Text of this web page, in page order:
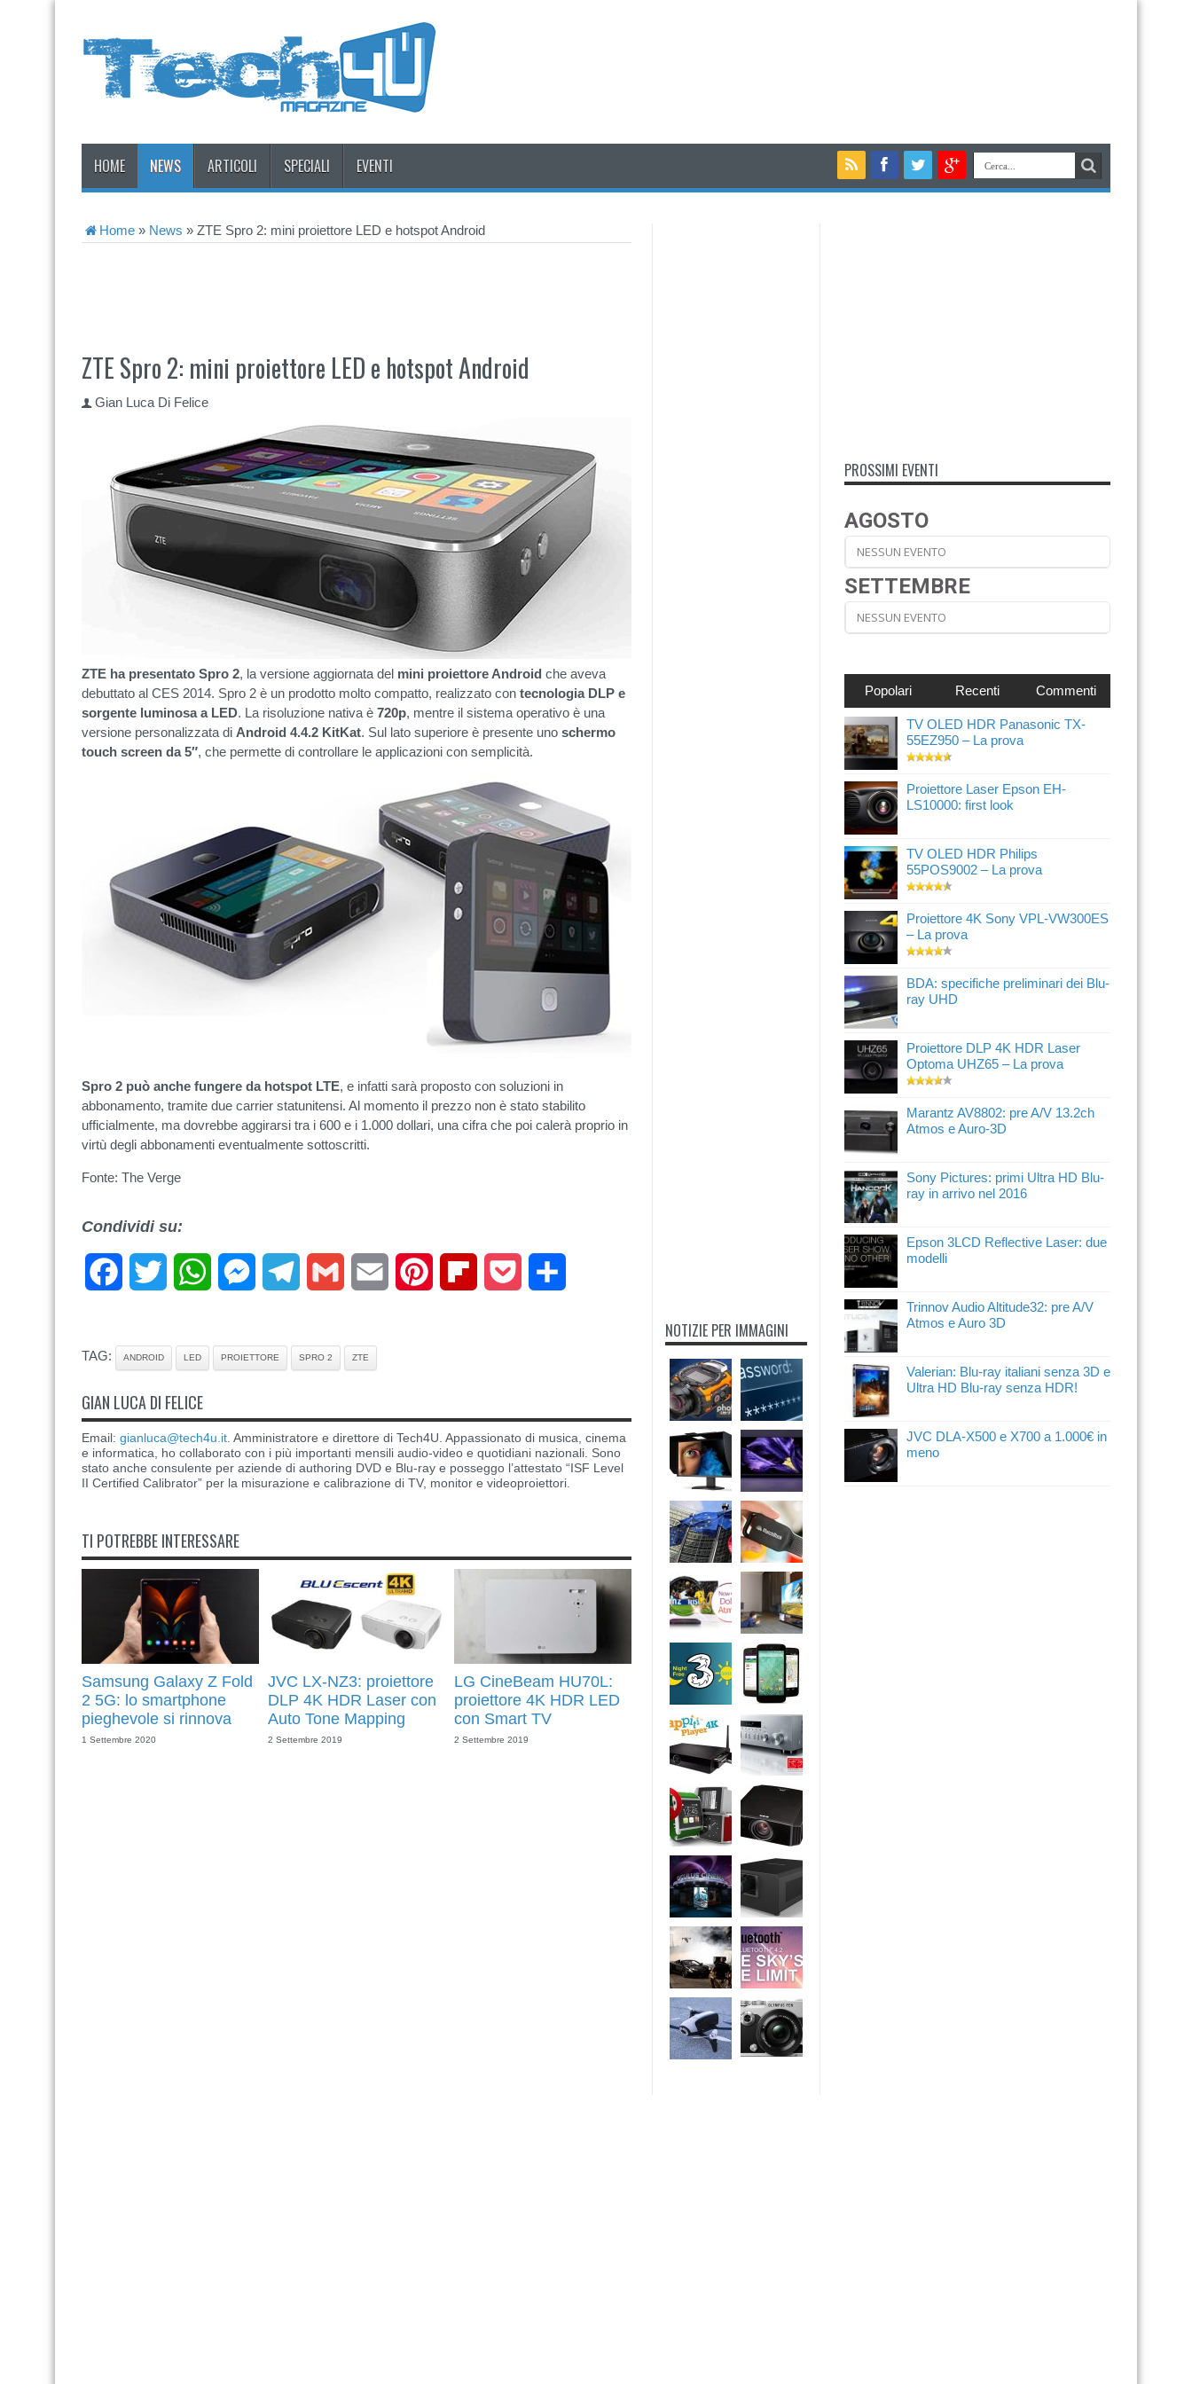
HOME NEWS ARTICOLI SPECIALI EVENTI
Home » News » ZTE Spro 2: mini proiettore LED e hotspot Android
ZTE Spro 2: mini proiettore LED e hotspot Android
Gian Luca Di Felice
ZTE ha presentato Spro 2, la versione aggiornata del mini proiettore Android che aveva
debuttato al CES 2014. Spro 2 è un prodotto molto compatto, realizzato con tecnologia DLP e
sorgente luminosa a LED. La risoluzione nativa è 720p, mentre il sistema operativo è una
versione personalizzata di Android 4.4.2 KitKat. Sul lato superiore è presente uno schermo
touch screen da 5″, che permette di controllare le applicazioni con semplicità.
Spro 2 può anche fungere da hotspot LTE, e infatti sarà proposto con soluzioni in
abbonamento, tramite due carrier statunitensi. Al momento il prezzo non è stato stabilito
ufficialmente, ma dovrebbe aggirarsi tra i 600 e i 1.000 dollari, una cifra che poi calerà proprio in
virtù degli abbonamenti eventualmente sottoscritti.
Fonte: The Verge
Condividi su:
FacebookTwitter WhatsAppMessengerTelegramGmail Email Pinterest FlipboardPocket
TAG: ANDROID LED PROIETTORE SPRO 2 ZTE
GIAN LUCA DI FELICE
Email: gianluca@tech4u.it . Amministratore e direttore di Tech4U. Appassionato di musica, cinema
e informatica, ho collaborato con i più importanti mensili audio-video e quotidiani nazionali. Sono
stato anche consulente per aziende di authoring DVD e Blu-ray e posseggo l’attestato “ISF Level
II Certified Calibrator” per la misurazione e calibrazione di TV, monitor e videoproiettori.
TI POTREBBE INTERESSARE
Samsung Galaxy Z Fold
2 5G: lo smartphone
pieghevole si rinnova
1 Settembre 2020
JVC LX-NZ3: proiettore
DLP 4K HDR Laser con
Auto Tone Mapping
2 Settembre 2019
LG CineBeam HU70L:
proiettore 4K HDR LED
con Smart TV
2 Settembre 2019
NOTIZIE PER IMMAGINI
PROSSIMI EVENTI
AGOSTO
NESSUN EVENTO
SETTEMBRE
NESSUN EVENTO
Popolari Recenti Commenti
TV OLED HDR Panasonic TX-
55EZ950 – La prova
Proiettore Laser Epson EH-
LS10000: first look
TV OLED HDR Philips
55POS9002 – La prova
Proiettore 4K Sony VPL-VW300ES
– La prova
BDA: specifiche preliminari dei Blu-
ray UHD
Proiettore DLP 4K HDR Laser
Optoma UHZ65 – La prova
Marantz AV8802: pre A/V 13.2ch
Atmos e Auro-3D
Sony Pictures: primi Ultra HD Blu-
ray in arrivo nel 2016
Epson 3LCD Reflective Laser: due
modelli
Trinnov Audio Altitude32: pre A/V
Atmos e Auro 3D
Valerian: Blu-ray italiani senza 3D e
Ultra HD Blu-ray senza HDR!
JVC DLA-X500 e X700 a 1.000€ in
meno